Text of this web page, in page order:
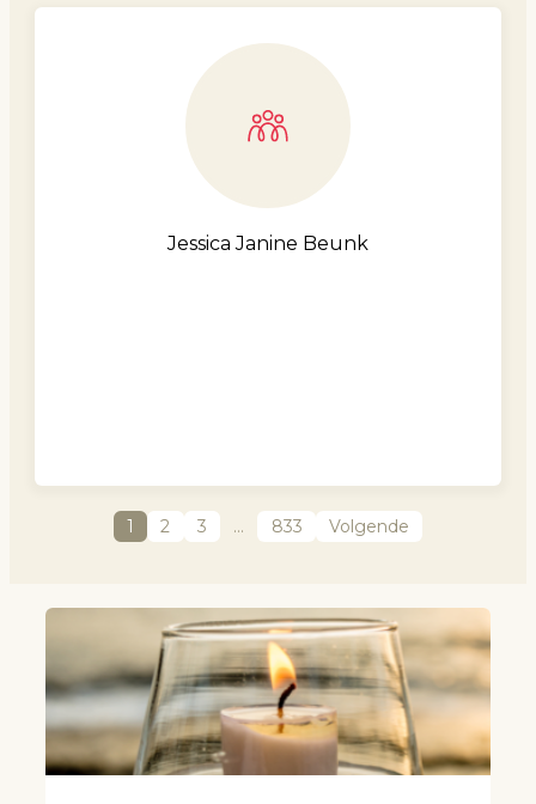
Jessica Janine Beunk
1 2 3 … 833 Volgende